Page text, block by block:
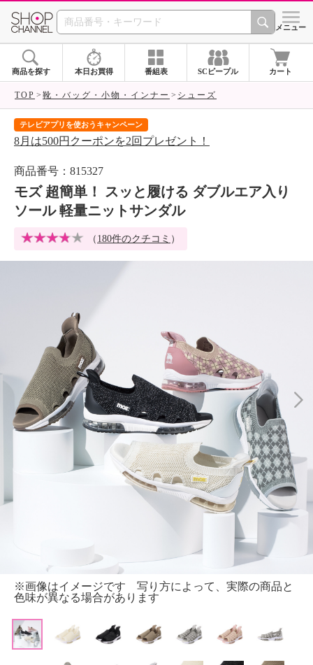
SHOP CHANNEL シメニュー
商品を探す 本日お買得 番組表 SCピープル カート
TOP 靴・バッグ・小物・インナー シューズ
テレビアプリを使おうキャンペーン
8月は500円クーポンを2回プレゼント！
商品番号：815327
モズ 超簡単！ スッと履ける ダブルエア入り
ソール 軽量ニットサンダル
（ 180件のクチコミ ）
※画像はイメージです 写り方によって、実際の商品と
色味が異なる場合があります